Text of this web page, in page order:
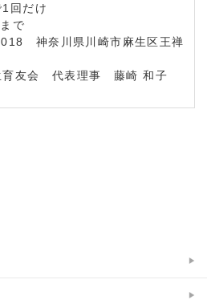
1回だけ
で
神奈川県川崎市麻生区王禅
育友会 代表理事 藤崎 和子